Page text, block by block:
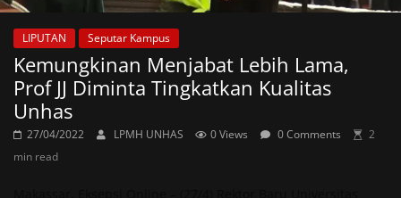
LIPUTAN Seputar Kampus
Kemungkinan Menjabat Lebih Lama,
Prof JJ Diminta Tingkatkan Kualitas
Unhas
27/04/2022 LPMH UNHAS 0 Views 0 Comments
2
min read